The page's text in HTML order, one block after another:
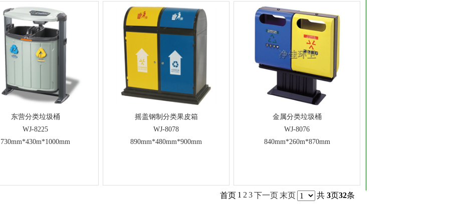
东营分类垃圾桶
WJ-8225
730mm*430m*1000mm
摇盖钢制分类果皮箱
WJ-8078
890mm*480mm*900mm
金属分类垃圾桶
WJ-8076
840mm*260m*870mm
首页 1 2 3下一页 末页 共 3页32条